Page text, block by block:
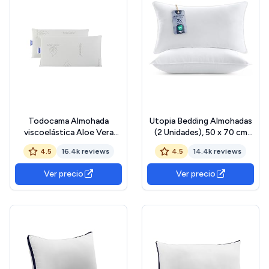
Todocama Almohada
viscoelástica Aloe Vera
(Pack de 2 Unidades - 75
cm)
4.5 16.4k reviews
Ver precio
Utopia Bedding Almohadas
(2 Unidades), 50 x 70 cm
Almohadas de Primera, Fibra
Hueca Virgen Siliconada,
Almohadas Suave de Fácil
Cuidado (Blanco) OEKO-
TEX STANDARD 100
4.5 14.4k reviews
Ver precio